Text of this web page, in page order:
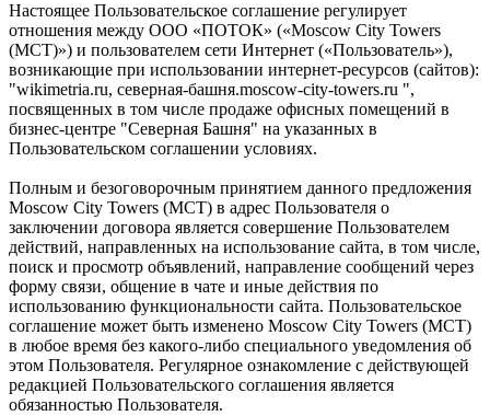
Настоящее Пользовательское соглашение регулирует
отношения между ООО «ПОТОК» («Moscow City Towers
(МСТ)») и пользователем сети Интернет («Пользователь»),
возникающие при использовании интернет-ресурсов (сайтов):
"wikimetria.ru, северная-башня.moscow-city-towers.ru ",
посвященных в том числе продаже офисных помещений в
бизнес-центре "Северная Башня" на указанных в
Пользовательском соглашении условиях.
Полным и безоговорочным принятием данного предложения
Moscow City Towers (МСТ) в адрес Пользователя о
заключении договора является совершение Пользователем
действий, направленных на использование сайта, в том числе,
поиск и просмотр объявлений, направление сообщений через
форму связи, общение в чате и иные действия по
использованию функциональности сайта. Пользовательское
соглашение может быть изменено Moscow City Towers (МСТ)
в любое время без какого-либо специального уведомления об
этом Пользователя. Регулярное ознакомление с действующей
редакцией Пользовательского соглашения является
обязанностью Пользователя.